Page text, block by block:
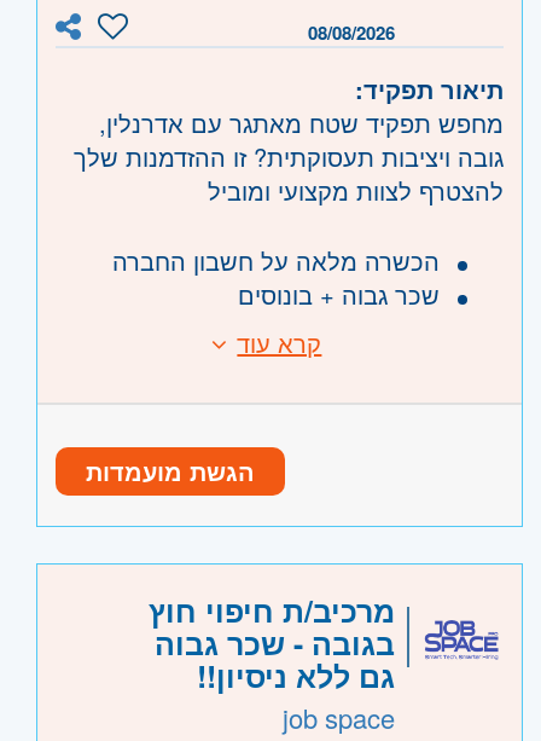
08/08/2026
תיאור תפקיד:
מחפש תפקיד שטח מאתגר עם אדרנלין,
גובה ויציבות תעסוקתית? זו ההזדמנות שלך
להצטרף לצוות מקצועי ומוביל
הכשרה מלאה על חשבון החברה
שכר גבוה + בונוסים
בשלוש השנים הראשונות
טיפוס על תרנים • התקנות תקשורת • עבודת
דרישות:
מה צריך כדי לעלות לגובה?
מגורים באזור המרכז והסביבה ויכולת הגעה
לחוק
היקף משרה: משרה מלאה
קוד משרה:1147
קרא עוד
הגשת מועמדות
מרכיב/ת חיפוי חוץ
בגובה - שכר גבוה
גם ללא ניסיון!!
job space